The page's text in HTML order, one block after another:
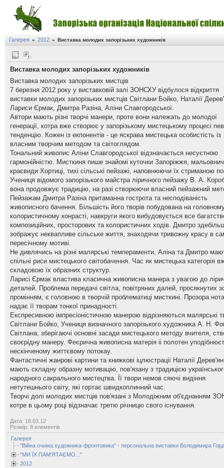
Галерея » 2012 » Виставка молодих запорізьких художників
Виставка молодих запорізьких художників
Виставка молодих запорізьких мистців
7 березня 2012 року у виставковій залі ЗОНСХУ відбулося відкриття
виставки молодих запорізьких мистців Світлани Бойко, Наталії
Лариси Єрмак, Дмитра Разіна, Аліни Славгородської.
Автори мають різні творчі манери, проте вони належать до молодої
генерації, котра вже створює у запорізькому мистецькому процесі
тенденцію. Кожен із екпонентів - це яскрава мистецька особистість із
власним творчим методом та світоглядом.
Тональний живопис Аліни Славгородської відзначається несуєтною
гармонійністю. Мисткиня пише знайомі куточки Запоріжжя,
краєвиди Хортиці, тихі сільські пейзажі, наповнюючи їх стриманою
Учениця відомого запорізького майстра ліричного пейзажу В. А.
вона продовжує традицію, на разі створюючи власний пейзажний
Пейзажам Дмитра Разіна притаманна гострота та несподіваність
живописного бачення. Більшість його творів побудована на
колористичному конрасті, навкруги якого вибудовується все
композиційних, просторових та колористичних ходів. Дмитро
зображує неквапливе сільське життя, знаходячи тривожну красу в
пересічному мотиві.
Не дивлячись на різні малярські темпераменти, Аліна та Дмитро
спільні риси мистецького світобачення. Час як мистецька категорія
складовою їх образних структур.
Ларисі Єрмак властива класична живописна манера з увагою до
деталей. Проблема передачі світла, повітряних далей, просякнутих
промінням, є головною в творчій проблематиці мисткині. Прозора нота
надає її творам тонкої принадності.
Експресивною імпресіоністичною манерою відрізняються малярські
Світлани Бойко, Учениця визначного запорізького художника А. Н.
Світлана, зберігаючі основні засади мистецького методу вчителя,
своєрідну манеру. Феєрична живописна матерія іі полотен
нескінченому життєвому потокау.
Фантастичні жанрові картини та книжкові іцлюстрації Наталії
мають складну образну мотивацію, пов'язану з традицією
народного сакрального мистецтва. Її твори немов сяючі видіння
нетутешнього світу, які гортає швидкоплинний час.
Творчі долі молодих мистців пов'язані з Молодіжним об'єднанням
котре в цьому році відзначає третю річницю свого існування.
Дата: 18.03.12
Розмір: 8 елементів
Галерея
"Війна очима художника-фронтовика" - персональна виставки Володимира
"МИ ЇХ ПАМ'ЯТАЄМО..."
2012